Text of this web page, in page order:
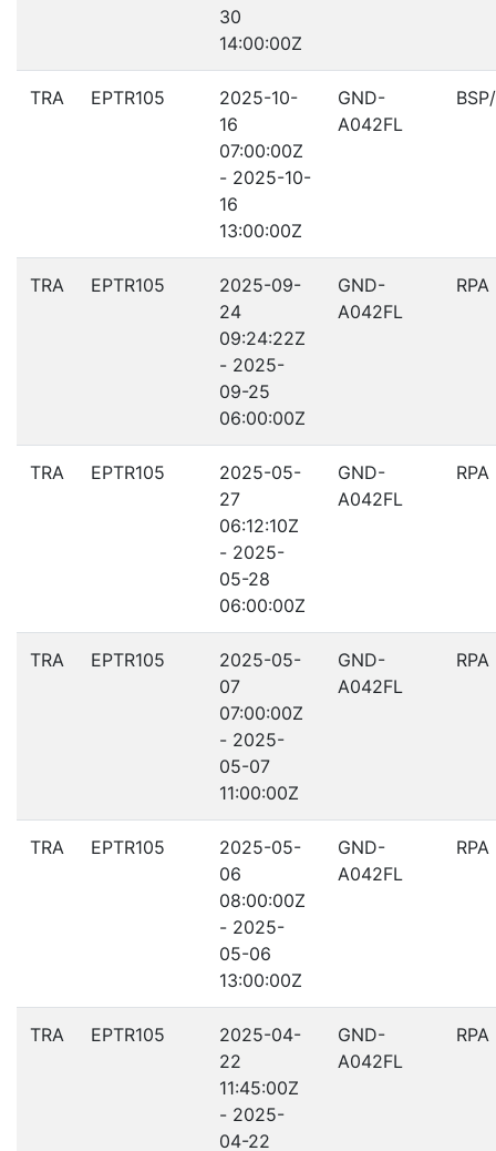
30
14:00:00Z
TRA EPTR105
2025-10-
16
07:00:00Z
- 2025-10-
16
13:00:00Z
GND-
A042FL
TRA EPTR105
2025-09-
24
09:24:22Z
- 2025-
09-25
06:00:00Z
GND-
A042FL
RPA
TRA EPTR105
2025-05-
27
06:12:10Z
- 2025-
05-28
06:00:00Z
GND-
A042FL
RPA
TRA EPTR105
2025-05-
07
07:00:00Z
- 2025-
05-07
11:00:00Z
GND-
A042FL
RPA
TRA EPTR105
2025-05-
06
08:00:00Z
- 2025-
05-06
13:00:00Z
GND-
A042FL
RPA
TRA EPTR105
2025-04-
22
11:45:00Z
- 2025-
04-22
GND-
A042FL
RPA